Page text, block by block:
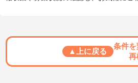
▲上に戻る
条件
再